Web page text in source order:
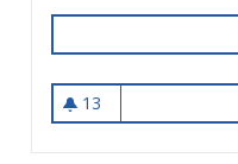
13
13 seuraajaa